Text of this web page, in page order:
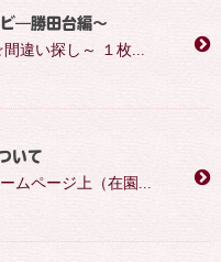
―勝田台編～
違い探し～ １枚...
いて
ムページ上（在園...